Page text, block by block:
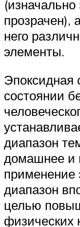
прозрачен),
него
элементы.
Эпоксидная
состоянии
диапазон
домашнее и
применение
диапазон
целью
физических